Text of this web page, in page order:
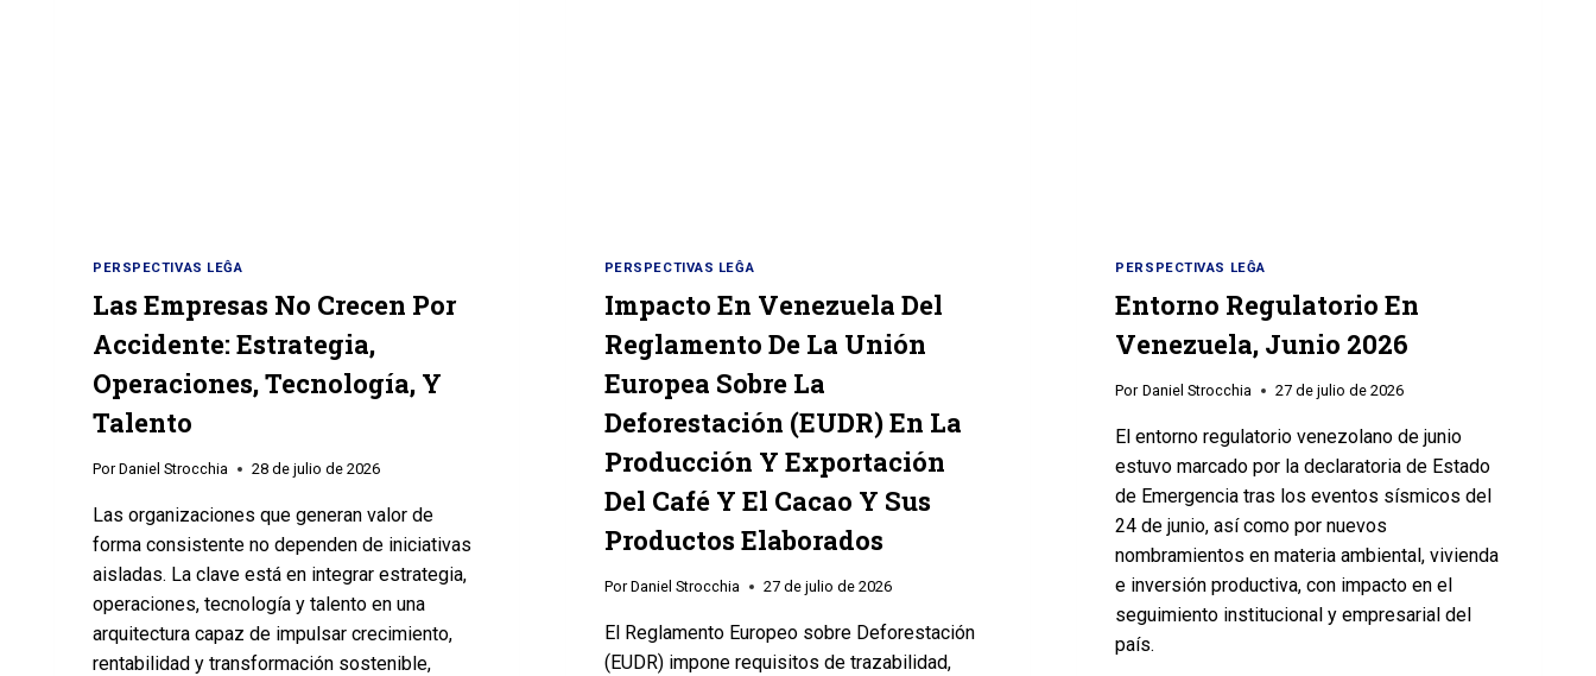
PERSPECTIVAS LEĜA
Las Empresas No Crecen Por
Accidente: Estrategia,
Operaciones, Tecnología, Y
Talento
Por Daniel Strocchia 28 de julio de 2026
Las organizaciones que generan valor de
forma consistente no dependen de iniciativas
aisladas. La clave está en integrar estrategia,
operaciones, tecnología y talento en una
arquitectura capaz de impulsar crecimiento,
rentabilidad y transformación sostenible,
PERSPECTIVAS LEĜA
Impacto En Venezuela Del
Reglamento De La Unión
Europea Sobre La
Deforestación (EUDR) En La
Producción Y Exportación
Del Café Y El Cacao Y Sus
Productos Elaborados
Por Daniel Strocchia 27 de julio de 2026
El Reglamento Europeo sobre Deforestación
(EUDR) impone requisitos de trazabilidad,
PERSPECTIVAS LEĜA
Entorno Regulatorio En
Venezuela, Junio 2026
Por Daniel Strocchia 27 de julio de 2026
El entorno regulatorio venezolano de junio
estuvo marcado por la declaratoria de Estado
de Emergencia tras los eventos sísmicos del
24 de junio, así como por nuevos
nombramientos en materia ambiental, vivienda
e inversión productiva, con impacto en el
seguimiento institucional y empresarial del
país.